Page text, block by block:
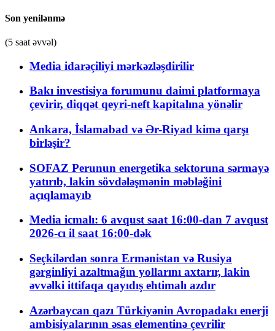
Son yenilənmə
(5 saat əvvəl)
Media idarəçiliyi mərkəzləşdirilir
Bakı investisiya forumunu daimi platformaya
çevirir, diqqət qeyri-neft kapitalına yönəlir
Ankara, İslamabad və Ər-Riyad kimə qarşı
birləşir?
SOFAZ Perunun energetika sektoruna sərmayə
yatırıb, lakin sövdələşmənin məbləğini
açıqlamayıb
Media icmalı: 6 avqust saat 16:00-dan 7 avqust
2026-cı il saat 16:00-dək
Seçkilərdən sonra Ermənistan və Rusiya
gərginliyi azaltmağın yollarını axtarır, lakin
əvvəlki ittifaqa qayıdış ehtimalı azdır
Azərbaycan qazı Türkiyənin Avropadakı enerji
ambisiyalarının əsas elementinə çevrilir